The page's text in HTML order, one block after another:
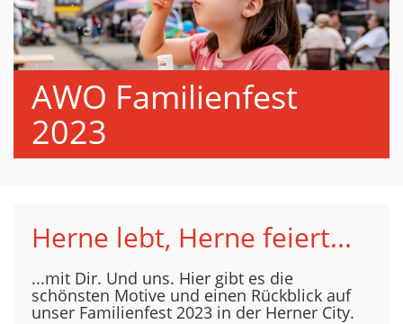
AWO Familienfest
2023
Herne lebt, Herne feiert...
...mit Dir. Und uns. Hier gibt es die
schönsten Motive und einen Rückblick auf
unser Familienfest 2023 in der Herner City.